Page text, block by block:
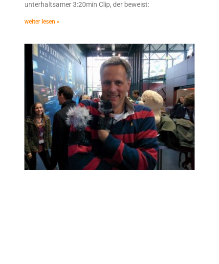
unterhaltsamer 3:20min Clip, der beweist:
weiter lesen »